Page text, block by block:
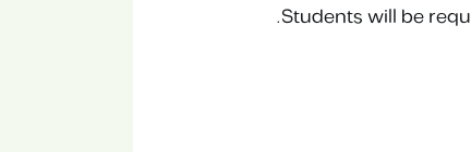
Students will be